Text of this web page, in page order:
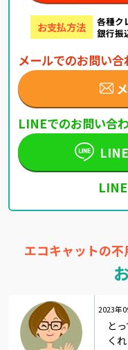
お支払方法
各種ク
銀行振
メールでのお問い合
LINEでのお問い合
エコキャットの
2023年
と
く